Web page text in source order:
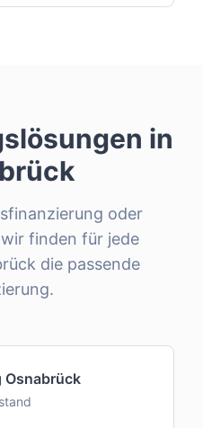
in
oder
finden für jede
die passende
Osnabrück